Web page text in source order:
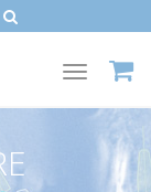
Toggle